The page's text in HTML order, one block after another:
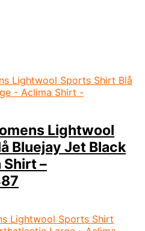
Lightwool
Bluejay Jet Black
Shirt –